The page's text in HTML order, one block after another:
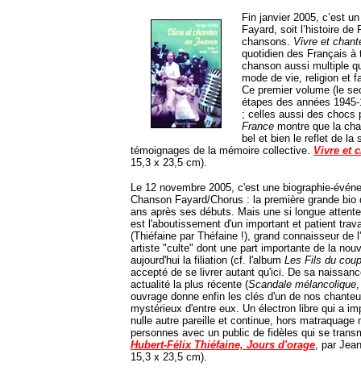
Fin janvier 2005, c’est
Fayard, soit l’histoire de
chansons. Vivre et
quotidien des Français à
chanson aussi multiple
mode de vie, religion et
Ce premier volume (le
étapes des années
; celles aussi des chocs
France montre que la
bel et bien le reflet de la
témoignages de la mémoire collective. Vivre et
15,3 x 23,5 cm).
Le 12 novembre 2005, c'est une biographie-
Chanson Fayard/Chorus : la première grande
ans après ses débuts. Mais une si longue
est l'aboutissement d'un important et patient
(Thiéfaine par Théfaine !), grand connaisseur de
artiste "culte" dont une part importante de la
aujourd'hui la filiation (cf. l'album Les Fils du
accepté de se livrer autant qu'ici. De sa
actualité la plus récente (Scandale mélancolique
ouvrage donne enfin les clés d'un de nos
mystérieux d'entre eux. Un électron libre qui a
nulle autre pareille et continue, hors
personnes avec un public de fidèles qui se
Hubert-Félix Thiéfaine, Jours d'orage, par
15,3 x 23,5 cm).